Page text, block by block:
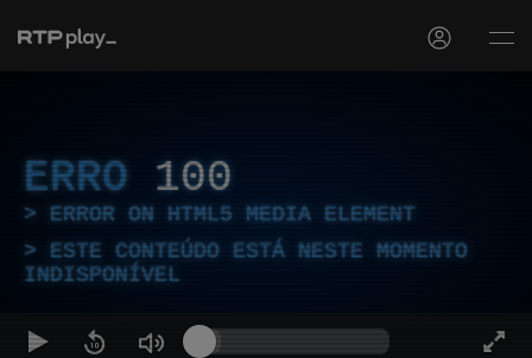
ERRO 100
ERROR ON HTML5 MEDIA ELEMENT
ESTE CONTEÚDO ESTÁ NESTE MOMENTO
INDISPONÍVEL